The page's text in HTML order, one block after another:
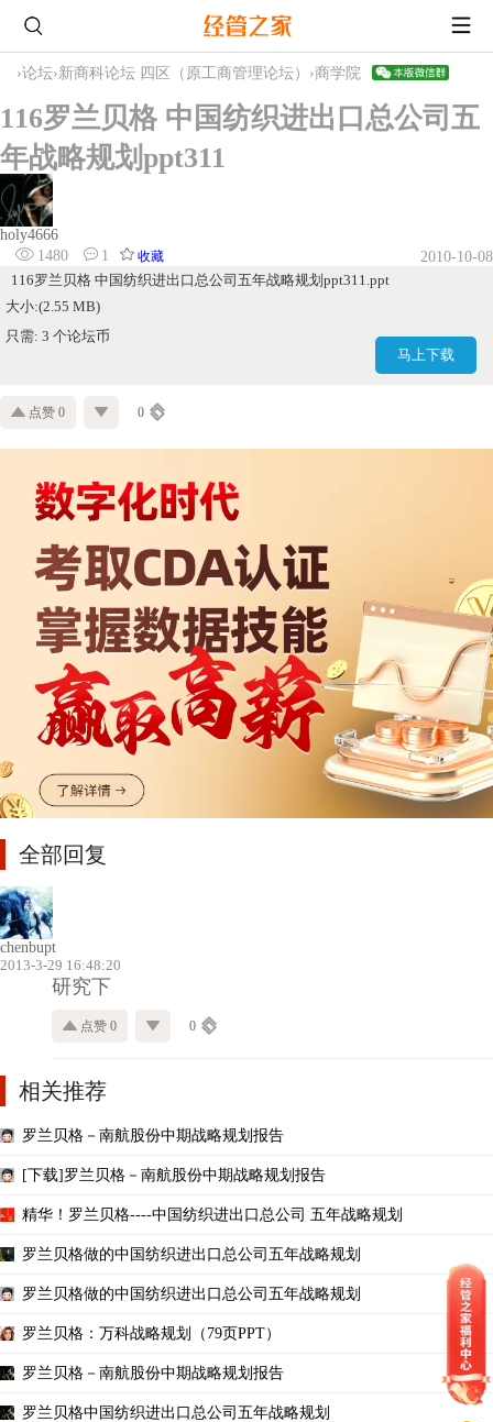
›论坛›新商科论坛 四区（原工商管理论坛） ›商学院
116罗兰贝格 中国纺织进出口总公司五
年战略规划ppt311
holy4666
1480
1 收藏
2010-10-08
116罗兰贝格 中国纺织进出口总公司五年战略规划ppt311.ppt
大小:(2.55 MB)
只需: 3 个论坛币
马上下载
点赞 0 0
全部回复
chenbupt
2013-3-29 16:48:20
研究下
点赞 0 0
相关推荐
罗兰贝格－南航股份中期战略规划报告
[下载]罗兰贝格－南航股份中期战略规划报告
精华！罗兰贝格----中国纺织进出口总公司 五年战略规划
罗兰贝格做的中国纺织进出口总公司五年战略规划
罗兰贝格做的中国纺织进出口总公司五年战略规划
罗兰贝格：万科战略规划（79页PPT）
罗兰贝格－南航股份中期战略规划报告
罗兰贝格中国纺织进出口总公司五年战略规划